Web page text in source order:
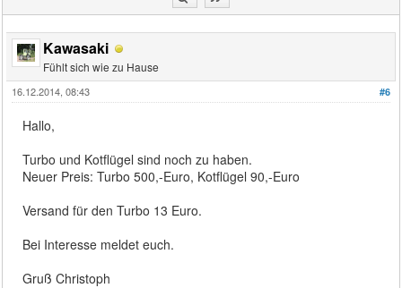
Kawasaki
Fühlt sich wie zu Hause
#6
16.12.2014, 08:43
Hallo,
Turbo und Kotflügel sind noch zu haben.
Neuer Preis: Turbo 500,-Euro, Kotflügel 90,-Euro
Versand für den Turbo 13 Euro.
Bei Interesse meldet euch.
Gruß Christoph